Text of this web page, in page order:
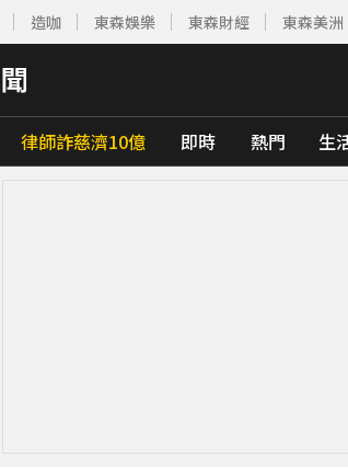
造咖 東森娛樂 東森財經 東森美洲
律師詐慈濟10億 即時 熱門 生